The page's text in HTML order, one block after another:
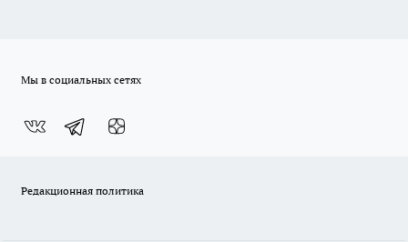
Мы в социальных сетях
Редакционная политика